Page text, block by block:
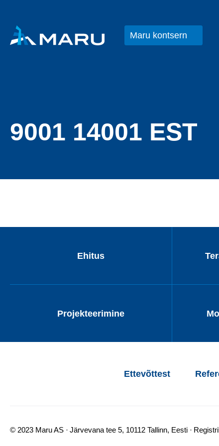
Maru kontsern
9001 14001 EST
Ehitus
Projekteerimine
Ettevõttest
© 2023 Maru AS Järvevana tee 5, 10112 Tallinn, Eesti